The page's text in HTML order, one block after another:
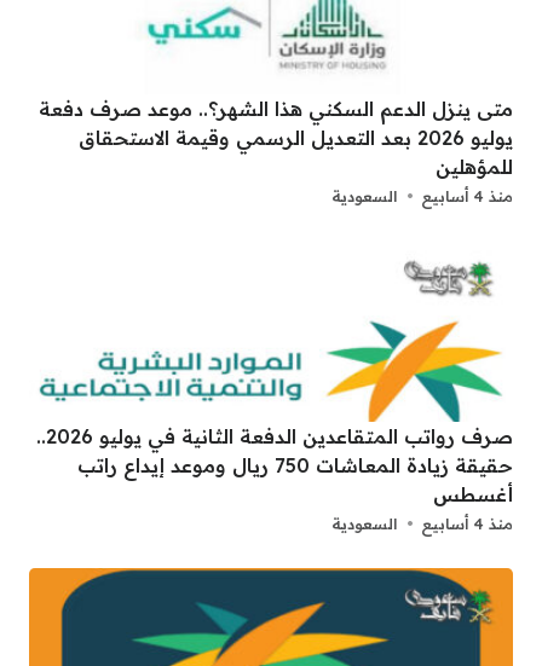
متى ينزل الدعم السكني هذا الشهر؟.. موعد صرف دفعة
يوليو 2026 بعد التعديل الرسمي وقيمة الاستحقاق
للمؤهلين
منذ 4 أسابيع السعودية
صرف رواتب المتقاعدين الدفعة الثانية في يوليو 2026..
حقيقة زيادة المعاشات 750 ريال وموعد إيداع راتب
أغسطس
منذ 4 أسابيع السعودية